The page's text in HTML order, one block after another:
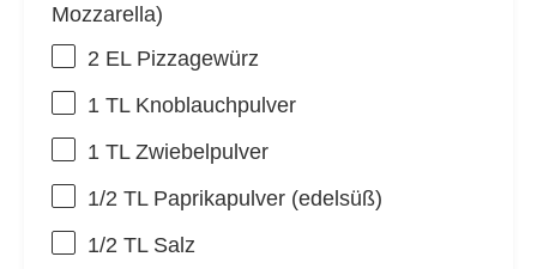
Mozzarella)
2 EL Pizzagewürz
1TL Knoblauchpulver
1TL Zwiebelpulver
1/2 TL Paprikapulver (edelsüß)
1/2 TL Salz